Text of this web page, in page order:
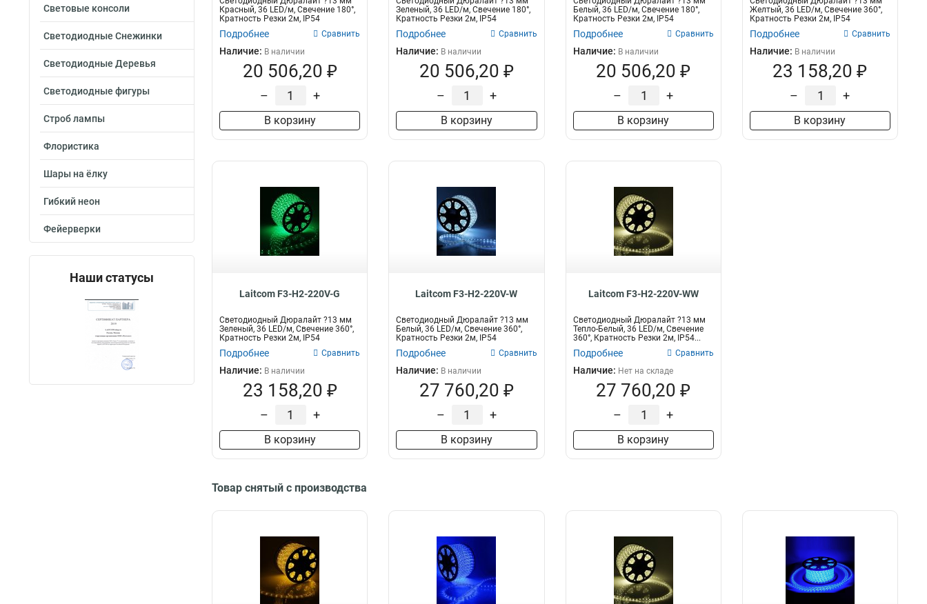
Световые консоли
Светодиодные Снежинки
Светодиодные Деревья
Светодиодные фигуры
Строб лампы
Флористика
Шары на ёлку
Гибкий неон
Фейерверки
Наши статусы
Красный, 36 LED/м, Свечение 180°,
Кратность Резки 2м, IP54
Подробнее Сравнить
Наличие: В наличии
20 506,20 ₽
– +
В корзину
Зеленый, 36 LED/м, Свечение 180°,
Кратность Резки 2м, IP54
Подробнее Сравнить
Наличие: В наличии
20 506,20 ₽
– +
В корзину
Белый, 36 LED/м, Свечение 180°,
Кратность Резки 2м, IP54
Подробнее Сравнить
Наличие: В наличии
20 506,20 ₽
– +
В корзину
Желтый, 36 LED/м, Свечение 360°,
Кратность Резки 2м, IP54
Подробнее Сравнить
Наличие: В наличии
23 158,20 ₽
– +
В корзину
Laitcom F3-H2-220V-G
Светодиодный Дюралайт ?13 мм
Зеленый, 36 LED/м, Свечение 360°,
Кратность Резки 2м, IP54
Подробнее Сравнить
Наличие: В наличии
23 158,20 ₽
– +
В корзину
Laitcom F3-H2-220V-W
Светодиодный Дюралайт ?13 мм
Белый, 36 LED/м, Свечение 360°,
Кратность Резки 2м, IP54
Подробнее Сравнить
Наличие: В наличии
27 760,20 ₽
– +
В корзину
Laitcom F3-H2-220V-WW
Светодиодный Дюралайт ?13 мм
Тепло-Белый, 36 LED/м, Свечение
360°, Кратность Резки 2м, IP54...
Подробнее Сравнить
Наличие: Нет на складе
27 760,20 ₽
– +
В корзину
Товар снятый с производства